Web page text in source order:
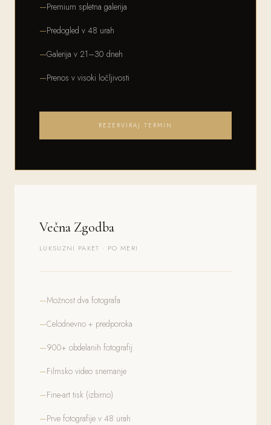
Premium spletna galerija
Predogled v 48 urah
Galerija v 21–30 dneh
Prenos v visoki ločljivosti
REZERVIRAJ TERMIN
Večna Zgodba
LUKSUZNI PAKET · PO MERI
Možnost dva fotografa
Celodnevno + predporoka
900+ obdelanih fotografij
Filmsko video snemanje
Fine-art tisk (izbirno)
Prve fotografije v 48 urah